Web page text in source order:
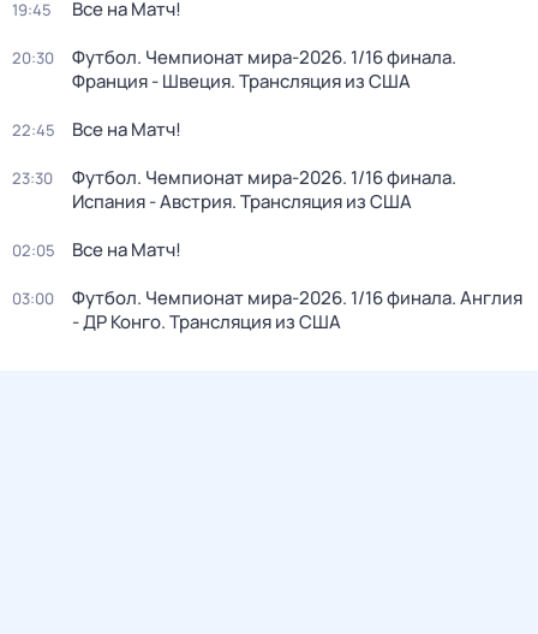
19:45 Все на Матч!
20:30
Футбол. Чемпионат мира-2026. 1/16 финала.
Франция - Швеция. Трансляция из США
22:45 Все на Матч!
23:30
Футбол. Чемпионат мира-2026. 1/16 финала.
Испания - Австрия. Трансляция из США
02:05 Все на Матч!
03:00
Футбол. Чемпионат мира-2026. 1/16 финала. Англия
- ДР Конго. Трансляция из США